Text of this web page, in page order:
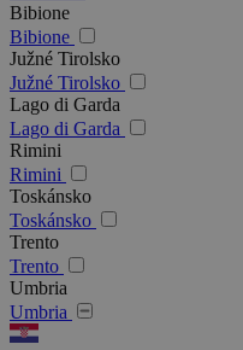
Bibione
Bibione
Južné Tirolsko
Južné Tirolsko
Lago di Garda
Lago di Garda
Rimini
Rimini
Toskánsko
Toskánsko
Trento
Trento
Umbria
Umbria